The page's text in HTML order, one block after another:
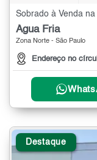
Sobrado à Venda
Água Fria
Zona Norte - São Paulo
Endereço no
Destaque